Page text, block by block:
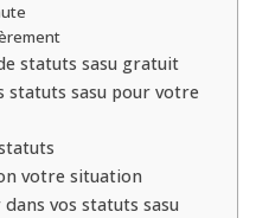
statuts sasu gratuit
statuts sasu pour votre
votre situation
vos statuts sasu